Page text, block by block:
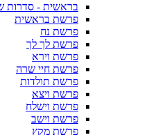
בראשית - סדרות
פרשת בראשית
פרשת נח
פרשת לך לך
פרשת וירא
פרשת חיי שרה
פרשת תולדות
פרשת ויצא
פרשת וישלח
פרשת וישב
פרשת מקץ